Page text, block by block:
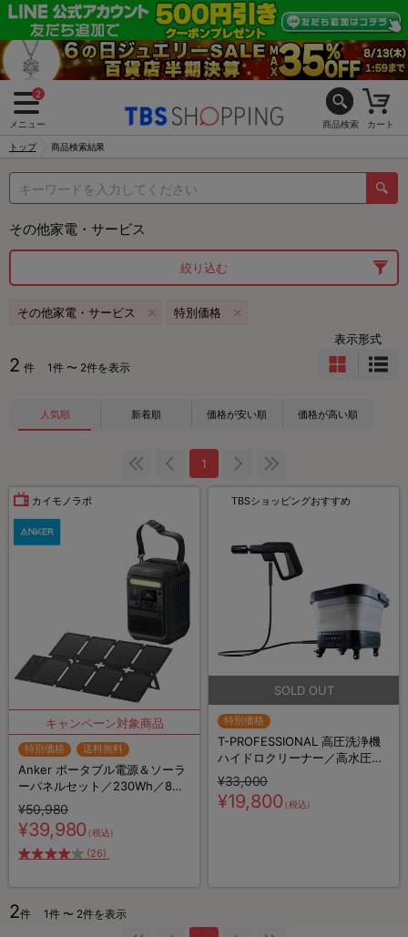
2
メニュー 商品検索 カート
トップ 商品検索結果
その他家電・サービス
絞り込む
その他家電・サービス 特別価格
2 件 1件 〜 2件を表示
表示形式
人気順 新着順 価格が安い順 価格が高い順
1
カイモノラボ
特別価格 送料無料
Anker ポータブル電源＆ソーラ
ーパネルセット／230Wh／8ポ
ート／防災グッズ／災害対策
¥50,980
¥39,980（税込）
(26)
TBSショッピングおすすめ
特別価格
T-PROFESSIONAL 高圧洗浄機
ハイドロクリーナー／高水圧／
コードレス充電式／水流5種／
キャスター付
¥33,000
¥19,800（税込）
2件 1件 〜 2件を表示